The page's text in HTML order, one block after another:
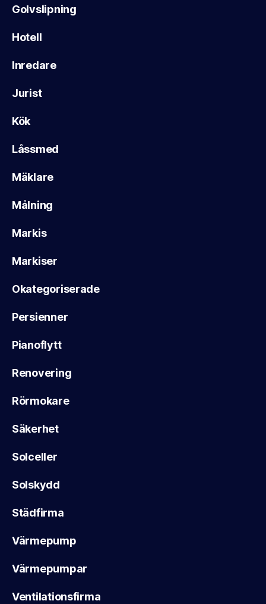
Golvslipning
Hotell
Inredare
Jurist
Kök
Låssmed
Mäklare
Målning
Markis
Markiser
Okategoriserade
Persienner
Pianoflytt
Renovering
Rörmokare
Säkerhet
Solceller
Solskydd
Städfirma
Värmepump
Värmepumpar
Ventilationsfirma